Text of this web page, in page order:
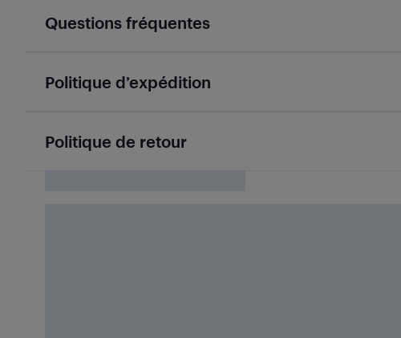
Questions fréquentes
Politique d’expédition
Politique de retour